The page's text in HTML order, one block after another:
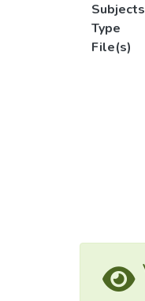
Subjects
Type
File(s)